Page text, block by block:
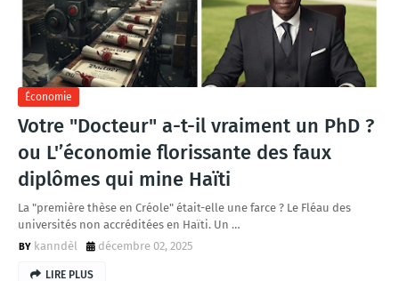
Économie
Votre "Docteur" a-t-il vraiment un PhD ?
ou L'’économie florissante des faux
diplômes qui mine Haïti
La "première thèse en Créole" était-elle une farce ? Le Fléau des
universités non accréditées en Haïti. Un …
kanndèl
décembre 02, 2025
LIRE PLUS